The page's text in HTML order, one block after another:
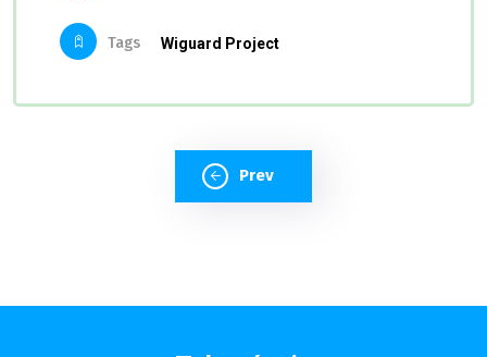
Tags Wiguard Project
Prev